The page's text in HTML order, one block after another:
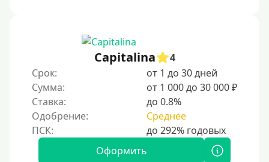
Capitalina
4
Срок:
от 1 до 30 дней
Сумма:
от 1 000 до 30 000 ₽
Ставка:
до 0.8%
Одобрение:
Среднее
Оформить